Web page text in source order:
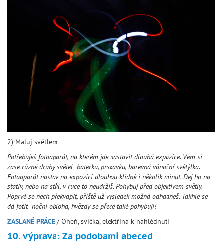
2) Maluj světlem
Potřebuješ fotoaparát, na kterém jde nastavit dlouhá expozice. Vem si
zase různé druhy světel- baterku, prskavku, barevná vánoční světýlka.
Fotoaparát nastav na expozici dlouhou klidně i několik minut. Dej ho na
stativ, nebo na stůl, v ruce to neudržíš. Pohybuj před objektivem světly.
Poprvé se nech překvapit, příště už výsledek možná odhadneš. Takhle se
dá fotit noční obloha, hvězdy se přece také pohybují!
ZASLANÉ PRÁCE / Oheň, svíčka, elektřina k nahlédnutí
10. výprava: Za podobami abeced